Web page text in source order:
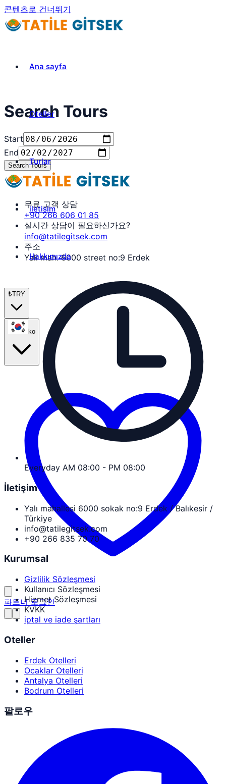
콘텐츠로 건너뛰기
Ana sayfa
Oteller
Turlar
iletisim
Hakkımızda
₺TRY
ko
파트너 로그인
Search Tours
Start
End
Search Tours
무료 고객 상담
+90 266 606 01 85
실시간 상담이 필요하신가요?
info@tatilegitsek.com
주소
Yali mah. 6000 street no:9 Erdek
Everyday AM 08:00 - PM 08:00
İletişim
Yalı mahallesi 6000 sokak no:9 Erdek / Balıkesir /
Türkiye
info@tatilegitsek.com
+90 266 835 70 70
Kurumsal
Gizlilik Sözleşmesi
Kullanıcı Sözleşmesi
Hizmet Sözleşmesi
KVKK
iptal ve iade şartları
Oteller
Erdek Otelleri
Ocaklar Otelleri
Antalya Otelleri
Bodrum Otelleri
팔로우